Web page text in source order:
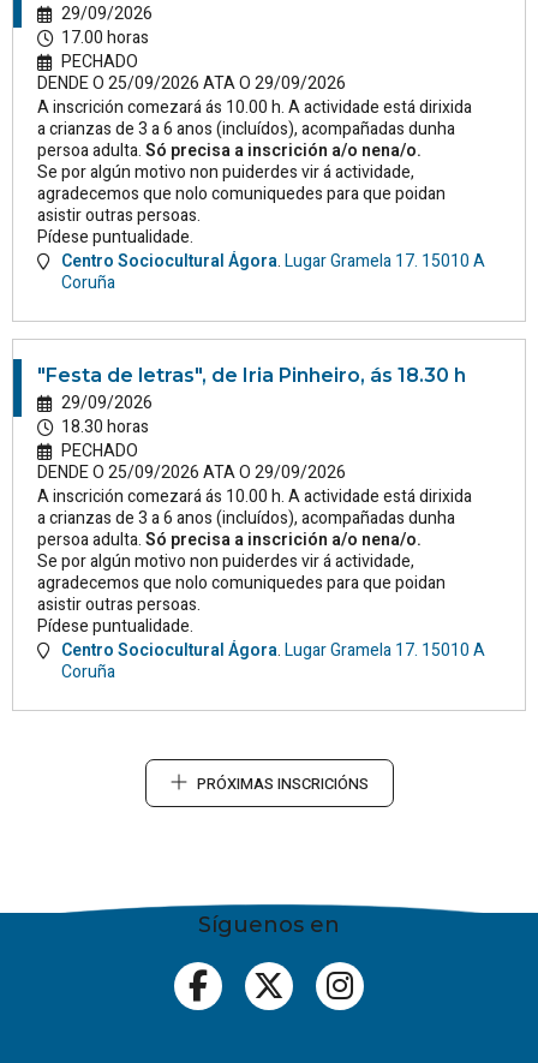
29/09/2026
17.00 horas
PECHADO
DENDE O 25/09/2026 ATA O 29/09/2026
A inscrición comezará ás 10.00 h. A actividade está dirixida
a crianzas de 3 a 6 anos (incluídos), acompañadas dunha
persoa adulta.Só precisa a inscrición a/o nena/o.
Se por algún motivo non puiderdes vir á actividade,
agradecemos que nolo comuniquedes para que poidan
asistir outras persoas.
Pídese puntualidade.
Centro Sociocultural Ágora.Lugar Gramela 17. 15010A
Coruña
"Festa de letras", de Iria Pinheiro, ás 18.30 h
29/09/2026
18.30 horas
PECHADO
DENDE O 25/09/2026 ATA O 29/09/2026
A inscrición comezará ás 10.00 h. A actividade está dirixida
a crianzas de 3 a 6 anos (incluídos), acompañadas dunha
persoa adulta.Só precisa a inscrición a/o nena/o.
Se por algún motivo non puiderdes vir á actividade,
agradecemos que nolo comuniquedes para que poidan
asistir outras persoas.
Pídese puntualidade.
Centro Sociocultural Ágora.Lugar Gramela 17. 15010A
Coruña
PRÓXIMAS INSCRICIÓNS
Síguenos en